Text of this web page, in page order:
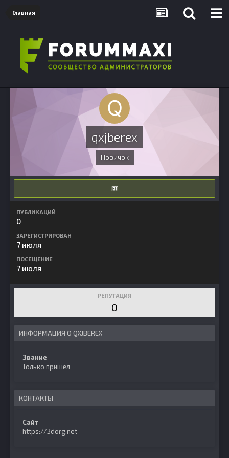
Главная
qxjberex
Новичок
ПУБЛИКАЦИЙ
0
ЗАРЕГИСТРИРОВАН
7 июля
ПОСЕЩЕНИЕ
7 июля
РЕПУТАЦИЯ
0
ИНФОРМАЦИЯ О QXJBEREX
Звание
Только пришел
КОНТАКТЫ
Сайт
https://3dorg.net